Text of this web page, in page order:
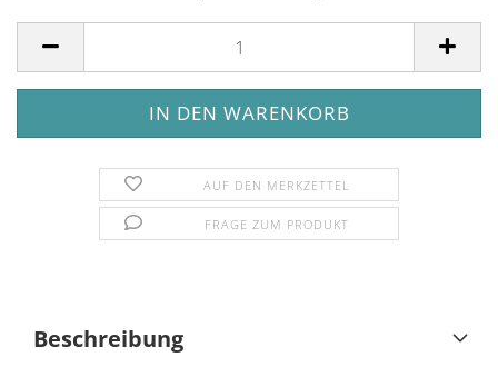
AUF DEN MERKZETTEL
FRAGE ZUM PRODUKT
Beschreibung